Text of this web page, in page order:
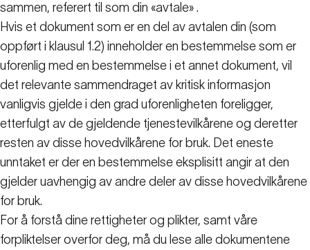
sammen, referert til som din «avtale» .
Hvis et dokument som er en del av avtalen din (som
oppført i klausul 1.2) inneholder en bestemmelse som er
uforenlig med en bestemmelse i et annet dokument, vil
det relevante sammendraget av kritisk informasjon
vanligvis gjelde i den grad uforenligheten foreligger,
etterfulgt av de gjeldende tjenestevilkårene og deretter
resten av disse hovedvilkårene for bruk. Det eneste
unntaket er der en bestemmelse eksplisitt angir at den
gjelder uavhengig av andre deler av disse hovedvilkårene
for bruk.
For å forstå dine rettigheter og plikter, samt våre
forpliktelser overfor deg, må du lese alle dokumentene